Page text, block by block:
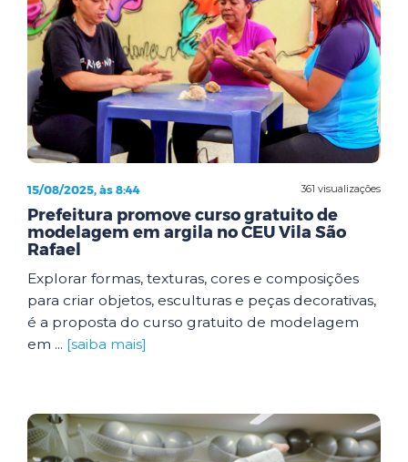
361 visualizações
15/08/2025, às 8:44
Prefeitura promove curso gratuito de
modelagem em argila no CEU Vila São
Rafael
Explorar formas, texturas, cores e composições
para criar objetos, esculturas e peças decorativas,
é a proposta do curso gratuito de modelagem
em ... [saiba mais]